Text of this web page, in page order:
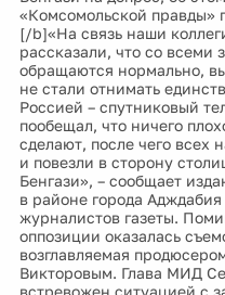
«Комсомольской правды»
[/b]«На связь наши
рассказали, что со
обращаются нормально,
не стали отнимать
Россией – спутниковый
пообещал, что ничего
сделают, после чего всех
и повезли в сторону
Бенгази», – сообщает
в районе города
журналистов газеты.
оппозиции оказалась
возглавляемая
Викторовым. Глава МИД